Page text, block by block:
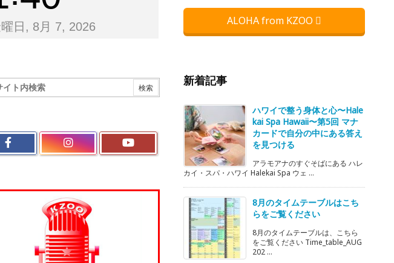
日, 8月 7, 2026 ALOHA from KZOO
新着記事
ハワイで整う身体と心〜Hale
kai Spa Hawaii〜第5回 マナ
カードで自分の中にある答え
を見つける
アラモアナのすぐそばにある ハレ
カイ・スパ・ハワイ Halekai Spa ウェ ...
8月のタイムテーブルはこち
らをご覧ください
8月のタイムテーブルは、こちら
をご覧ください Time_table_AUG
202 ...